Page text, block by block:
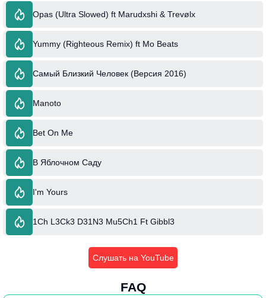
Opas (Ultra Slowed) ft Marudxshi & Trevølx
Yummy (Righteous Remix) ft Mo Beats
Самый Близкий Человек (Версия 2016)
Manoto
Bet On Me
В Яблочном Саду
I'm Yours
1Ch L3Ck3 D31N3 Mu5Ch1 Ft Gibbl3
Слушать на YouTube
FAQ